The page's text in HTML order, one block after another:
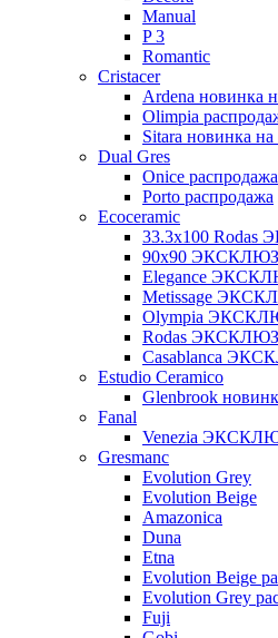
Manual
P 3
Romantic
Cristacer
Ardena новинка
Olimpia
Sitara новинка на
Dual Gres
Onice распродажа
Porto распродажа
Ecoceramic
33.3х100
90x90
Elegance
Metissage
Olympia
Rodas
Сasablanca
Estudio Ceramico
Glenbrook
Fanal
Venezia
Gresmanc
Evolution Grey
Evolution Beige
Amazonica
Duna
Etna
Evolution Beige
Evolution Grey
Fuji